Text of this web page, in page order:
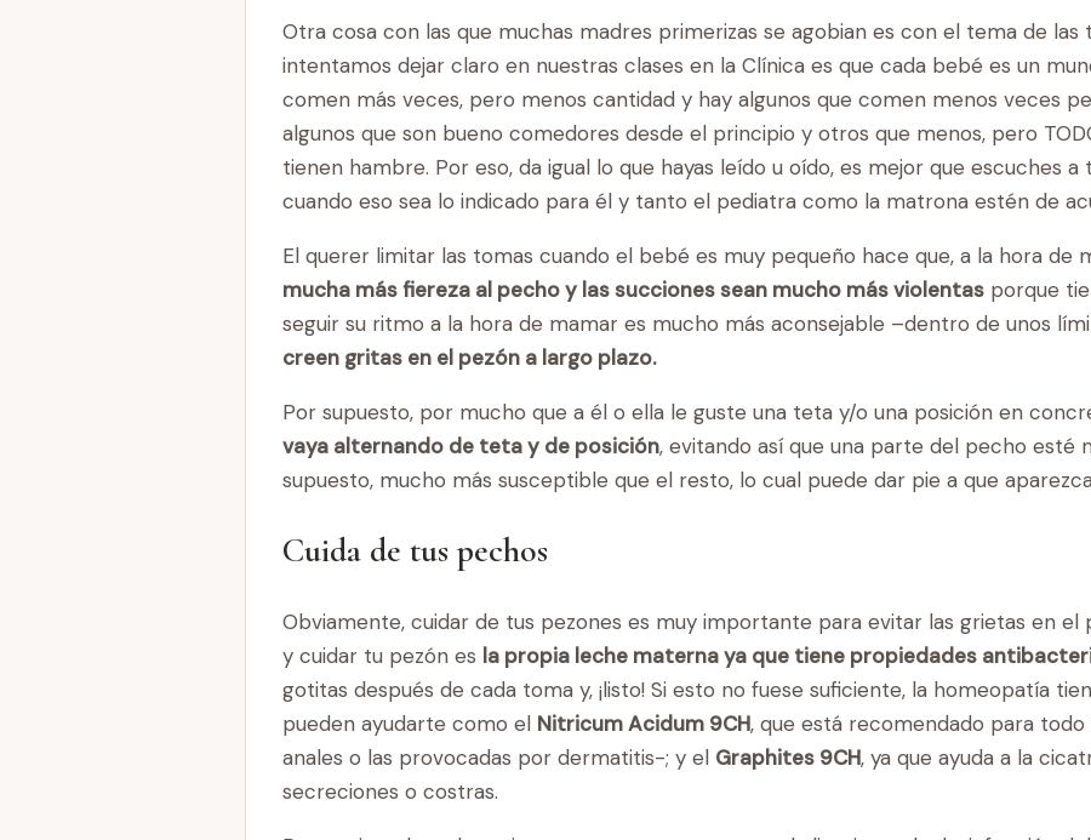
Otra cosa con las que muchas madres primerizas se agobian es con el tema de las
intentamos dejar claro en nuestras clases en la Clínica es que cada bebé es un
comen más veces, pero menos cantidad y hay algunos que comen menos veces
algunos que son bueno comedores desde el principio y otros que menos, pero
tienen hambre. Por eso, da igual lo que hayas leído u oído, es mejor que escuches
cuando eso sea lo indicado para él y tanto el pediatra como la matrona estén de
El querer limitar las tomas cuando el bebé es muy pequeño hace que, a la hora de
mucha más fiereza al pecho y las succiones sean mucho más violentas porque
seguir su ritmo a la hora de mamar es mucho más aconsejable –dentro de unos
creen gritas en el pezón a largo plazo.
Por supuesto, por mucho que a él o ella le guste una teta y/o una posición en
vaya alternando de teta y de posición, evitando así que una parte del pecho esté
supuesto, mucho más susceptible que el resto, lo cual puede dar pie a que
Cuida de tus pechos
Obviamente, cuidar de tus pezones es muy importante para evitar las grietas en el
y cuidar tu pezón es la propia leche materna ya que tiene propiedades
gotitas después de cada toma y, ¡listo! Si esto no fuese suficiente, la homeopatía
pueden ayudarte como el Nitricum Acidum 9CH, que está recomendado para
anales o las provocadas por dermatitis-; y el Graphites 9CH, ya que ayuda a la
secreciones o costras.